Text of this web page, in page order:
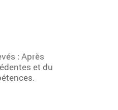
: Après
et du